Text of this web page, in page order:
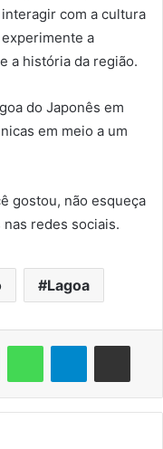
com a cultura
a
a história da região.
do Japonês em
em meio a um
gostou, não esqueça
redes sociais.
Lagoa
MessengerWhatsAppTelegramCompartilhar via e-mail